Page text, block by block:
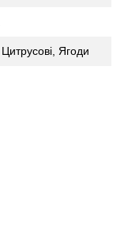
Цитрусові Ягоди